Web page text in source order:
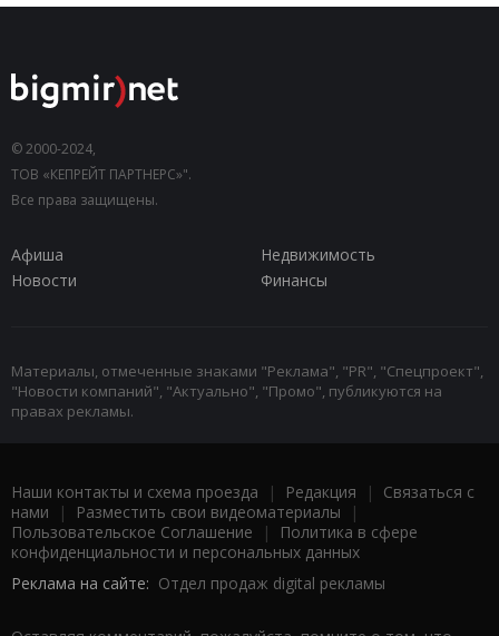
© 2000-2024,
ТОВ «КЕПРЕЙТ ПАРТНЕРС»".
Все права защищены.
Афиша
Недвижимость
Новости
Финансы
Материалы, отмеченные знаками "Реклама", "PR", "Спецпроект",
"Новости компаний", "Актуально", "Промо", публикуются на
правах рекламы.
Наши контакты и схема проезда | Редакция | Связаться с
нами | Разместить свои видеоматериалы |
Пользовательское Соглашение |
Политика в сфере
конфиденциальности и персональных данных
Реклама на сайте: Отдел продаж digital рекламы